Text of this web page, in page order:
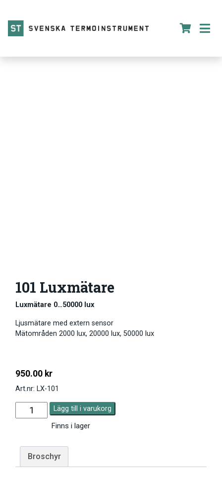
101 Luxmätare
Luxmätare 0…50000 lux
Ljusmätare med extern sensor
Mätområden 2000 lux, 20000 lux, 50000 lux
950.00 kr
Art.nr: LX-101
Lägg till i varukorg
Finns i lager
Broschyr